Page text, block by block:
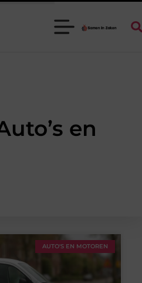
het werk van de
en
AUTO'S EN MOTOREN